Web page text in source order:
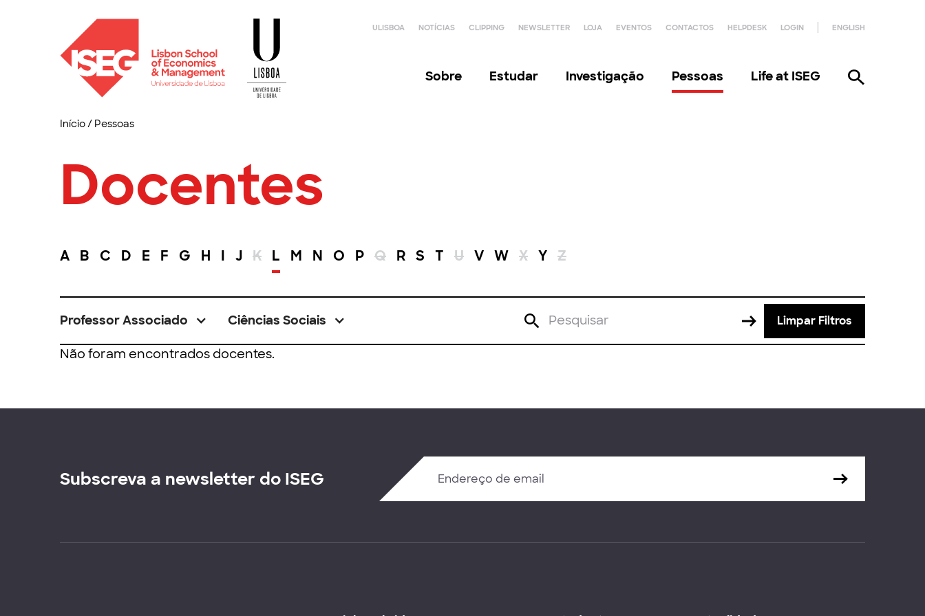
ULISBOA NOTÍCIAS CLIPPING NEWSLETTER LOJA EVENTOS CONTACTOS HELPDESK LOGIN ENGLISH
Sobre Estudar Investigação Pessoas Life at ISEG
Início/ Pessoas
Docentes
A B C D E F G H I J K L M N O P Q R S T U V W X Y Z
Professor Associado Ciências Sociais Limpar Filtros
Não foram encontrados docentes.
Subscreva a newsletter do ISEG